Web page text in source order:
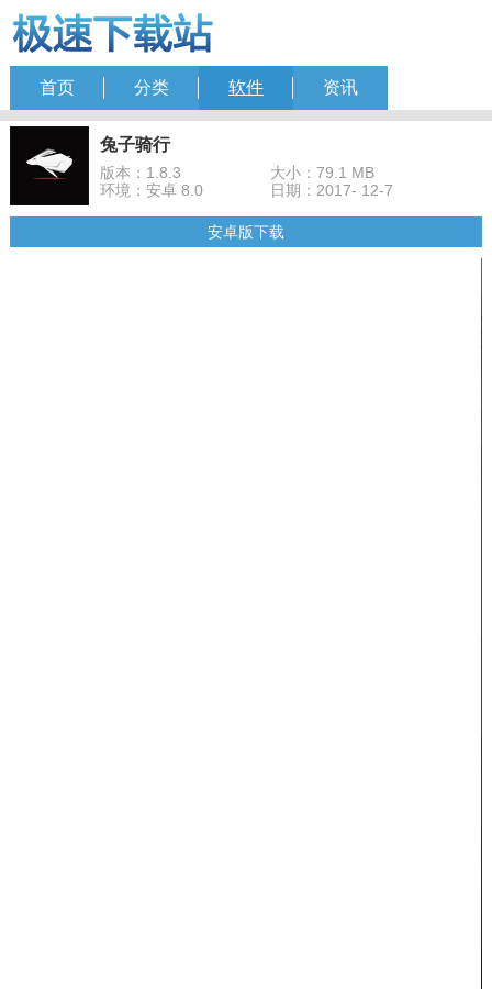
首页 分类 软件 资讯
兔子骑行
版本：1.8.3
大小：79.1 MB
环境：安卓 8.0
日期：2017- 12-7
安卓版下载